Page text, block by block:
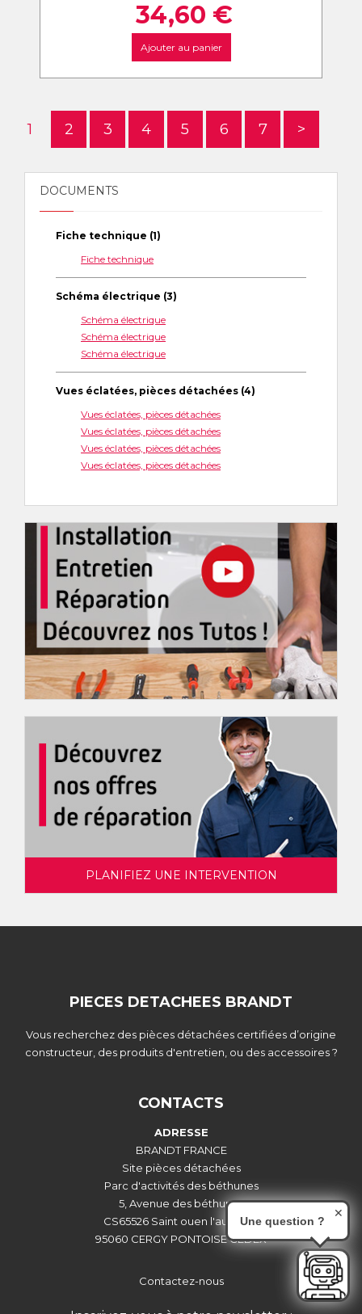
34,60 €
Ajouter au panier
1 2 3 4 5 6 7 >
DOCUMENTS
Fiche technique (1)
Fiche technique
Schéma électrique (3)
Schéma électrique
Schéma électrique
Schéma électrique
Vues éclatées, pièces détachées (4)
Vues éclatées, pièces détachées
Vues éclatées, pièces détachées
Vues éclatées, pièces détachées
Vues éclatées, pièces détachées
PLANIFIEZ UNE INTERVENTION
PIECES DETACHEES BRANDT
Vous recherchez des pièces détachées certifiées d’origine
constructeur, des produits d'entretien, ou des accessoires ?
CONTACTS
ADRESSE
BRANDT FRANCE
Site pièces détachées
Parc d'activités des béthunes
5, Avenue des béthunes
CS65526 Saint ouen l'aumône
95060 CERGY PONTOISE CEDEX
Contactez-nous
Une question ?
✕